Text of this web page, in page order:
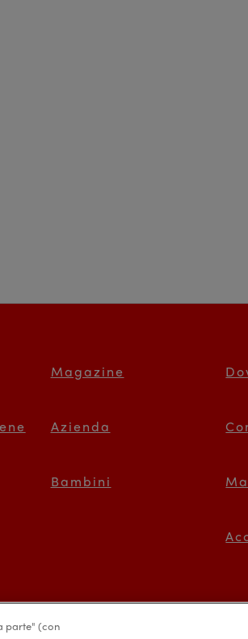
Magazine
Azienda
Bambini
parte" (con